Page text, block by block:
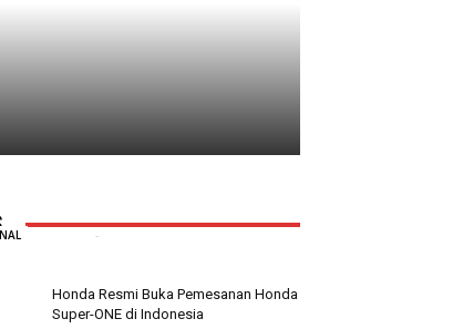
Ikrar Beberkan Rahasia
-
Honda Resmi Buka Pemesanan Honda
Super-ONE di Indonesia